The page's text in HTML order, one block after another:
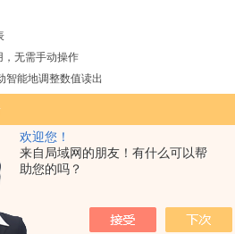
欢迎您！
来自局域网的朋友！有什么可以帮
助您的吗？
，无需手动操作
智能地调整数值读出
长时间数据进行趋势分析
重复波形上捉摸不定的间歇性信号
通断性测量
Hz）
络是否达到规定的参考水平